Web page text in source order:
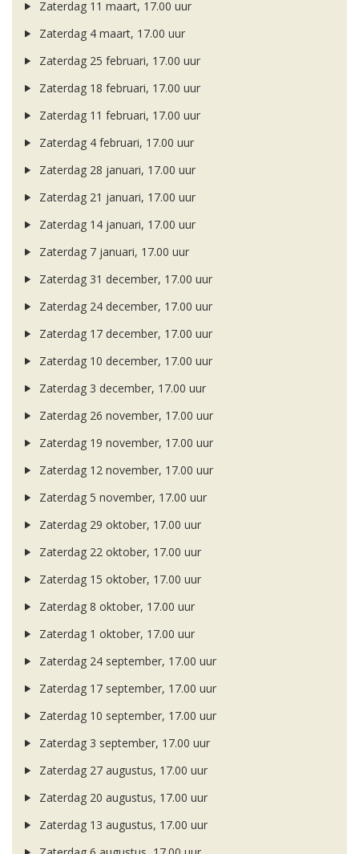
Zaterdag 11 maart, 17.00 uur
Zaterdag 4 maart, 17.00 uur
Zaterdag 25 februari, 17.00 uur
Zaterdag 18 februari, 17.00 uur
Zaterdag 11 februari, 17.00 uur
Zaterdag 4 februari, 17.00 uur
Zaterdag 28 januari, 17.00 uur
Zaterdag 21 januari, 17.00 uur
Zaterdag 14 januari, 17.00 uur
Zaterdag 7 januari, 17.00 uur
Zaterdag 31 december, 17.00 uur
Zaterdag 24 december, 17.00 uur
Zaterdag 17 december, 17.00 uur
Zaterdag 10 december, 17.00 uur
Zaterdag 3 december, 17.00 uur
Zaterdag 26 november, 17.00 uur
Zaterdag 19 november, 17.00 uur
Zaterdag 12 november, 17.00 uur
Zaterdag 5 november, 17.00 uur
Zaterdag 29 oktober, 17.00 uur
Zaterdag 22 oktober, 17.00 uur
Zaterdag 15 oktober, 17.00 uur
Zaterdag 8 oktober, 17.00 uur
Zaterdag 1 oktober, 17.00 uur
Zaterdag 24 september, 17.00 uur
Zaterdag 17 september, 17.00 uur
Zaterdag 10 september, 17.00 uur
Zaterdag 3 september, 17.00 uur
Zaterdag 27 augustus, 17.00 uur
Zaterdag 20 augustus, 17.00 uur
Zaterdag 13 augustus, 17.00 uur